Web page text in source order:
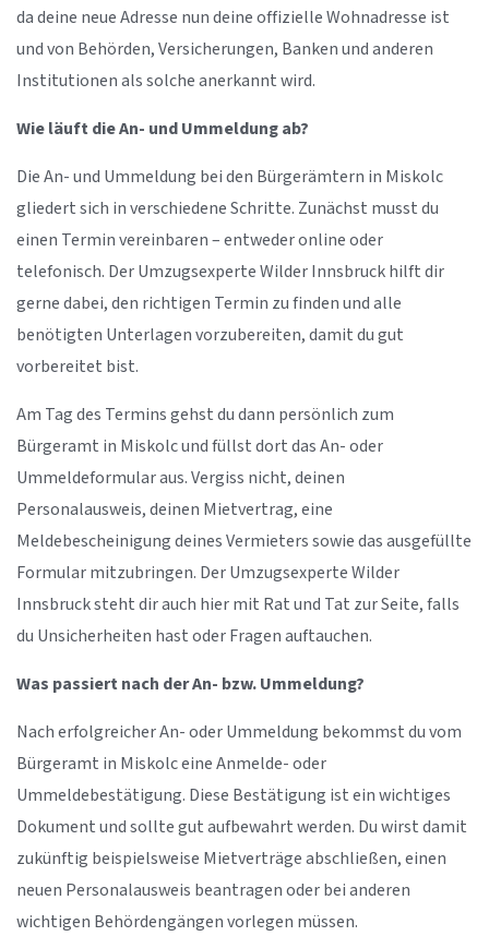
da deine neue Adresse nun deine offizielle Wohnadresse ist
und von Behörden, Versicherungen, Banken und anderen
Institutionen als solche anerkannt wird.
Wie läuft die An- und Ummeldung ab?
Die An- und Ummeldung bei den Bürgerämtern in Miskolc
gliedert sich in verschiedene Schritte. Zunächst musst du
einen Termin vereinbaren – entweder online oder
telefonisch. Der Umzugsexperte Wilder Innsbruck hilft dir
gerne dabei, den richtigen Termin zu finden und alle
benötigten Unterlagen vorzubereiten, damit du gut
vorbereitet bist.
Am Tag des Termins gehst du dann persönlich zum
Bürgeramt in Miskolc und füllst dort das An- oder
Ummeldeformular aus. Vergiss nicht, deinen
Personalausweis, deinen Mietvertrag, eine
Meldebescheinigung deines Vermieters sowie das ausgefüllte
Formular mitzubringen. Der Umzugsexperte Wilder
Innsbruck steht dir auch hier mit Rat und Tat zur Seite, falls
du Unsicherheiten hast oder Fragen auftauchen.
Was passiert nach der An- bzw. Ummeldung?
Nach erfolgreicher An- oder Ummeldung bekommst du vom
Bürgeramt in Miskolc eine Anmelde- oder
Ummeldebestätigung. Diese Bestätigung ist ein wichtiges
Dokument und sollte gut aufbewahrt werden. Du wirst damit
zukünftig beispielsweise Mietverträge abschließen, einen
neuen Personalausweis beantragen oder bei anderen
wichtigen Behördengängen vorlegen müssen.